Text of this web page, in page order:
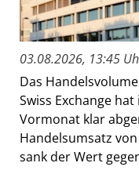
03.08.2026, 13:45
Das
Swiss Exchange
Vormonat klar
Handelsumsatz
sank der Wert